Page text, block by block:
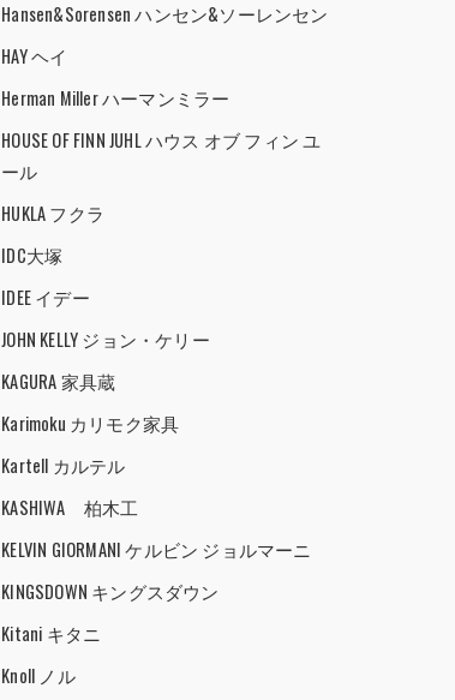
Hansen&Sorensen ハンセン&ソーレンセン
HAY ヘイ
Herman Miller ハーマンミラー
HOUSE OF FINN JUHL ハウス オブ フィン ユ
ール
HUKLA フクラ
IDC大塚
IDEE イデー
JOHN KELLY ジョン・ケリー
KAGURA 家具蔵
Karimoku カリモク家具
Kartell カルテル
KASHIWA 柏木工
KELVIN GIORMANI ケルビン ジョルマーニ
KINGSDOWN キングスダウン
Kitani キタニ
Knoll ノル